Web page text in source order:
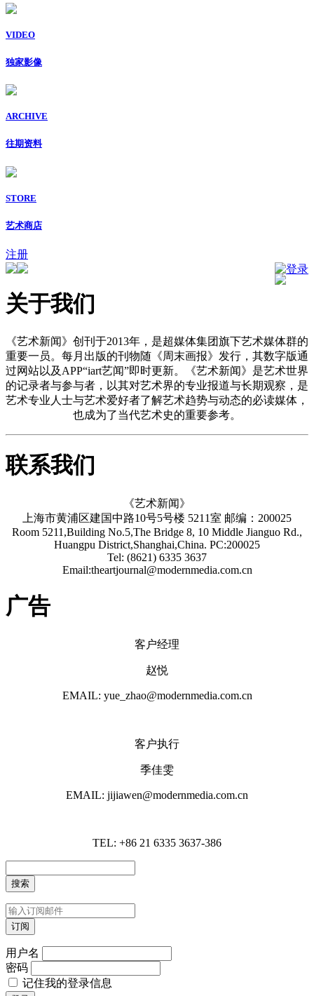
VIDEO
独家影像
ARCHIVE
往期资料
STORE
艺术商店
注册
登录
关于我们
《艺术新闻》创刊于2013年，是超媒体集团旗下艺术媒体群的
重要一员。每月出版的刊物随《周末画报》发行，其数字版通
过网站以及APP“iart艺闻”即时更新。《艺术新闻》是艺术世界
的记录者与参与者，以其对艺术界的专业报道与长期观察，是
艺术专业人士与艺术爱好者了解艺术趋势与动态的必读媒体，
也成为了当代艺术史的重要参考。
联系我们
《艺术新闻》
上海市黄浦区建国中路10号5号楼 5211室 邮编：200025
Room 5211,Building No.5,The Bridge 8, 10 Middle Jianguo Rd.,
Huangpu District,Shanghai,China. PC:200025
Tel: (8621) 6335 3637
Email:theartjournal@modernmedia.com.cn
广告
客户经理
赵悦
EMAIL: yue_zhao@modernmedia.com.cn
客户执行
季佳雯
EMAIL: jijiawen@modernmedia.com.cn
TEL: +86 21 6335 3637-386
用户名
密码
记住我的登录信息